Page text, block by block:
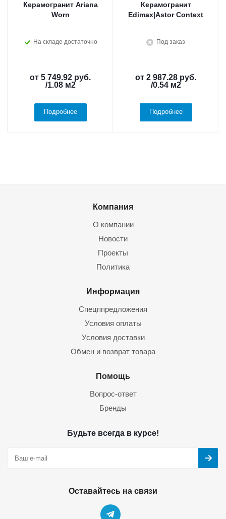
Керамогранит Ariana
Worn
На складе достаточно
от 5 749.92 руб.
/1.08 м2
Подробнее
Керамогранит
Edimax|Astor Context
Под заказ
от 2 987.28 руб.
/0.54 м2
Подробнее
Компания
О компании
Новости
Проекты
Политика
Информация
Спецппредложения
Условия оплаты
Условия доставки
Обмен и возврат товара
Помощь
Вопрос-ответ
Бренды
Будьте всегда в курсе!
Оставайтесь на связи